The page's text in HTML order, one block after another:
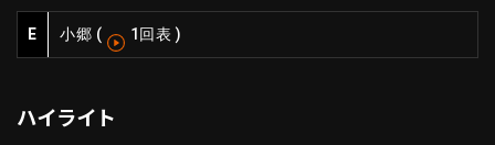
ファーム中地区
交流戦
北海道日本ハムファイターズ
東北楽天ゴールデンイーグルス
千葉ロッテマリーンズ
ニュース
設定
E 小郷 ( 1回表 )
ハイライト